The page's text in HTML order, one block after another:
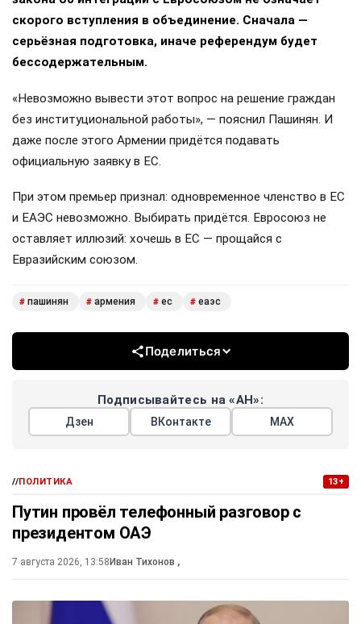
скорого вступления в объединение. Сначала —
серьёзная подготовка, иначе референдум будет
бессодержательным.
«Невозможно вывести этот вопрос на решение граждан
без институциональной работы», — пояснил Пашинян. И
даже после этого Армении придётся подавать
официальную заявку в ЕС.
При этом премьер признал: одновременное членство в ЕС
и ЕАЭС невозможно. Выбирать придётся. Евросоюз не
оставляет иллюзий: хочешь в ЕС — прощайся с
Евразийским союзом.
# пашинян # армения # ес # еаэс
Поделиться
Подписывайтесь на «АН»:
Дзен ВКонтакте МАХ
//ПОЛИТИКА 13+
Путин провёл телефонный разговор с
президентом ОАЭ
7 августа 2026, 13:58 Иван Тихонов ,